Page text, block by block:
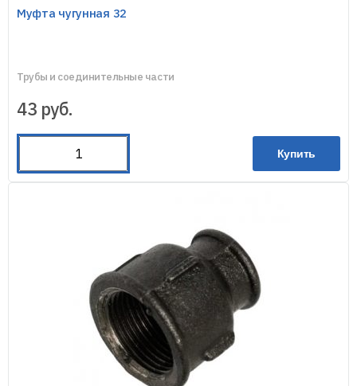
Муфта чугунная 32
Трубы и соединительные части
43 руб.
Купить